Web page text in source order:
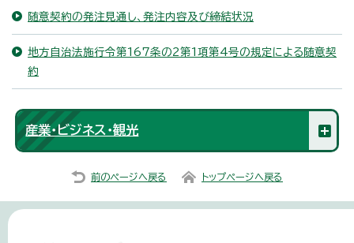
随意契約の発注見通し、発注内容及び締結状況
地方自治法施行令第167条の2第1項第4号の規定による随意契
約
産業・ビジネス・観光
前のページへ戻る トップページへ戻る